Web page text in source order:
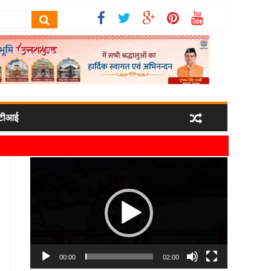
उनका स्वागत किया गया
व्यवस्थाओं की ली जानकारी
00:00 02:00